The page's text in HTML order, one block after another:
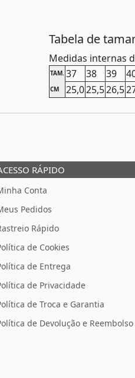
Tabela de
Medidas internas
TAM. 37 38 39
CM 25,025,526,5
RÁPIDO
Conta
Pedidos
Rápido
de Cookies
de Entrega
de Privacidade
de Troca e Garantia
de Devolução e Reembolso